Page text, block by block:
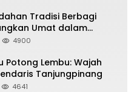
Tradisi Berbagi
Umat dalam
dalam
4900
Potong Lembu: Wajah
Tanjungpinang
4641